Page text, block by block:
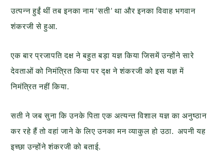
उत्पन्न हुईं थीं तब इनका नाम ‘सती’ था और इनका विवाह भगवान
शंकरजी से हुआ.
एक बार प्रजापति दक्ष ने बहुत बड़ा यज्ञ किया जिसमें उन्होंने सारे
देवताओं को निमंत्रित किया पर द्क्ष ने शंकरजी को इस यज्ञ में
निमंत्रित नहीं किया.
सती ने जब सुना कि उनके पिता एक अत्यन्त विशाल यज्ञ का अनुष्ठान
कर रहे हैं तो वहां जाने के लिए उनका मन व्याकुल हो उठा. अपनी यह
इच्छा उन्होंने शंकरजी को बताई.